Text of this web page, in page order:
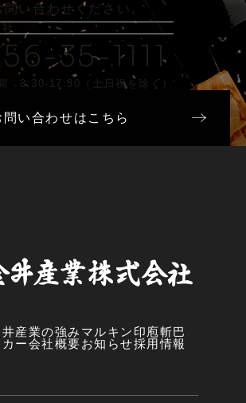
問い合わせください。
35-1111
8:30-17:30（土日祝を除く）
問い合わせはこちら
産業の強み マルキン印 庖斬巴
ー会社概要お知らせ採用情報